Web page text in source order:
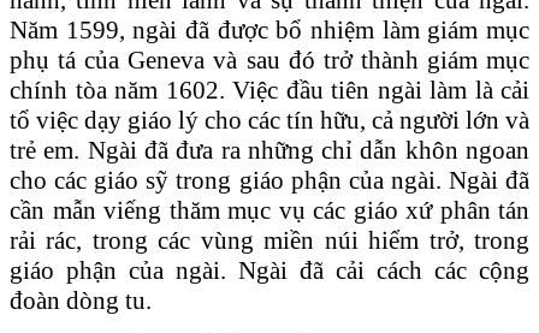
Năm 1599, ngài đã được bổ nhiệm làm giám mục
phụ tá của Geneva và sau đó trở thành giám mục
chính tòa năm 1602. Việc đầu tiên ngài làm là cải
tổ việc dạy giáo lý cho các tín hữu, cả người lớn và
trẻ em. Ngài đã đưa ra những chỉ dẫn khôn ngoan
cho các giáo sỹ trong giáo phận của ngài. Ngài đã
cần mẫn viếng thăm mục vụ các giáo xứ phân tán
rải rác, trong các vùng miền núi hiểm trở, trong
giáo phận của ngài. Ngài đã cải cách các cộng
đoàn dòng tu.